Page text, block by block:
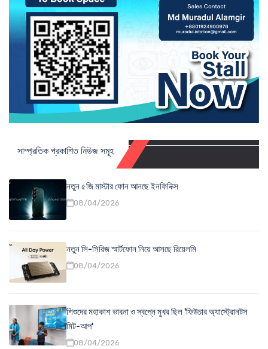
সাম্প্রতিক প্রকাশিত নিউজ সমূহ
নতুন ৫জি মাস্টার ফোন আনছে ইনফিনিক্স
08/04/2026
নতুন সি-সিরিজ স্মার্টফোন নিয়ে আসছে রিয়েলমি
08/04/2026
শিশুদের মহাকাশ ভাবনা ও স্বপ্নে মুখর ছিল 'ফিউচার অ্যাস্ট্রোনটস
মিট-আপ'
08/04/2026